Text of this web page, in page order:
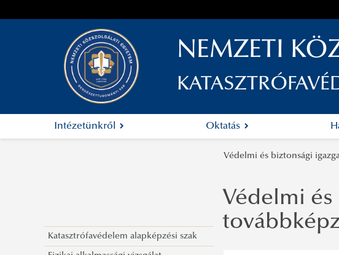
NEMZETI
Intézetünkről Oktatás
Védelmi és biztonsági
Katasztrófavédelem alapképzési szak
Védelmi